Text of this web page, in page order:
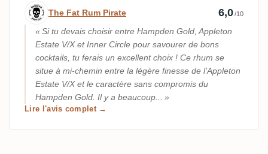
Avis d’expert par The Fat Rum Pirate
The Fat Rum Pirate 6,0/10
Si tu devais choisir entre Hampden Gold, Appleton
Estate V/X et Inner Circle pour savourer de bons
cocktails, tu ferais un excellent choix ! Ce rhum se
situe à mi-chemin entre la légère finesse de l'Appleton
Estate V/X et le caractère sans compromis du
Hampden Gold. Il y a beaucoup...
Lire l'avis complet →